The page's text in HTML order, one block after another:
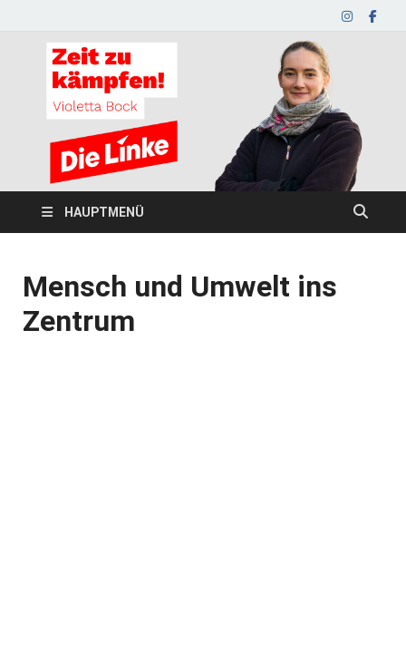
HAUPTMENÜ
Mensch und Umwelt ins
Zentrum